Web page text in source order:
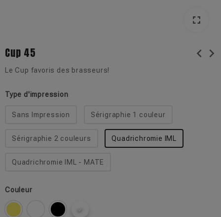
fullscreen
fullscreen
Cup 45 chevron_left chevron_right
Le Cup favoris des brasseurs!
Type d'impression
Sans Impression Sérigraphie 1 couleur
Sérigraphie 2 couleurs Quadrichromie IML
Quadrichromie IML - MATE
Couleur